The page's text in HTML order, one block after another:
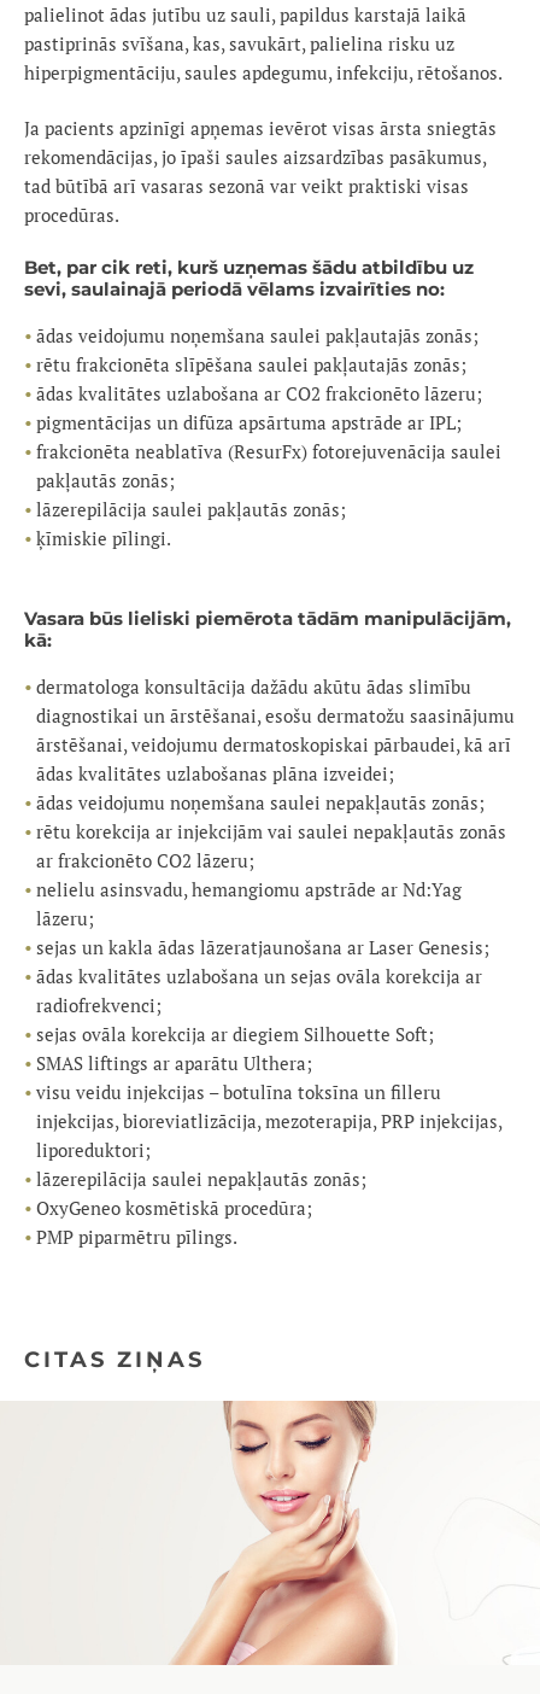
palielinot ādas jutību uz sauli, papildus karstajā laikā
pastiprinās svīšana, kas, savukārt, palielina risku uz
hiperpigmentāciju, saules apdegumu, infekciju, rētošanos.
Ja pacients apzinīgi apņemas ievērot visas ārsta sniegtās
rekomendācijas, jo īpaši saules aizsardzības pasākumus,
tad būtībā arī vasaras sezonā var veikt praktiski visas
procedūras.
Bet, par cik reti, kurš uzņemas šādu atbildību uz
sevi, saulainajā periodā vēlams izvairīties no:
ādas veidojumu noņemšana saulei pakļautajās zonās;
rētu frakcionēta slīpēšana saulei pakļautajās zonās;
ādas kvalitātes uzlabošana ar CO2 frakcionēto lāzeru;
pigmentācijas un difūza apsārtuma apstrāde ar IPL;
frakcionēta neablatīva (ResurFx) fotorejuvenācija saulei
pakļautās zonās;
lāzerepilācija saulei pakļautās zonās;
ķīmiskie pīlingi.
Vasara būs lieliski piemērota tādām manipulācijām,
kā:
dermatologa konsultācija dažādu akūtu ādas slimību
diagnostikai un ārstēšanai, esošu dermatožu saasinājumu
ārstēšanai, veidojumu dermatoskopiskai pārbaudei, kā arī
ādas kvalitātes uzlabošanas plāna izveidei;
ādas veidojumu noņemšana saulei nepakļautās zonās;
rētu korekcija ar injekcijām vai saulei nepakļautās zonās
ar frakcionēto CO2 lāzeru;
nelielu asinsvadu, hemangiomu apstrāde ar Nd:Yag
lāzeru;
sejas un kakla ādas lāzeratjaunošana ar Laser Genesis;
ādas kvalitātes uzlabošana un sejas ovāla korekcija ar
radiofrekvenci;
sejas ovāla korekcija ar diegiem Silhouette Soft;
SMAS liftings ar aparātu Ulthera;
visu veidu injekcijas – botulīna toksīna un filleru
injekcijas, bioreviatlizācija, mezoterapija, PRP injekcijas,
liporeduktori;
lāzerepilācija saulei nepakļautās zonās;
OxyGeneo kosmētiskā procedūra;
PMP piparmētru pīlings.
CITAS ZIŅAS